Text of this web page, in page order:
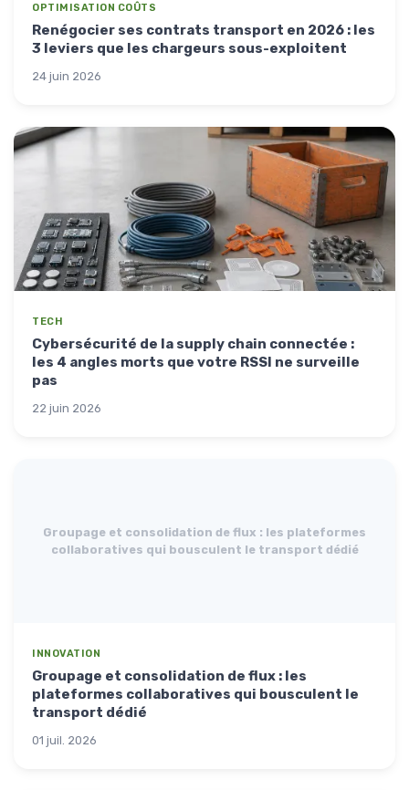
OPTIMISATION COÛTS
Renégocier ses contrats transport en 2026 : les
3 leviers que les chargeurs sous-exploitent
24 juin 2026
TECH
Cybersécurité de la supply chain connectée :
les 4 angles morts que votre RSSI ne surveille
pas
22 juin 2026
Groupage et consolidation de flux : les plateformes
collaboratives qui bousculent le transport dédié
INNOVATION
Groupage et consolidation de flux : les
plateformes collaboratives qui bousculent le
transport dédié
01 juil. 2026